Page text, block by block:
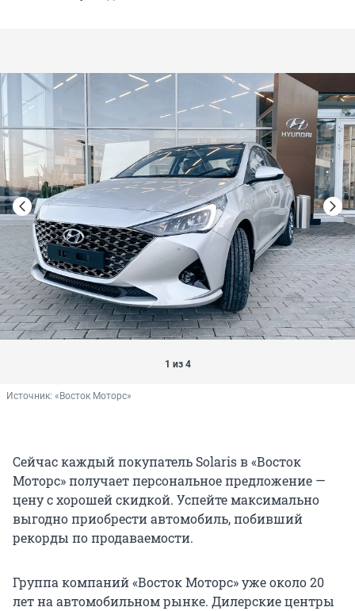
1 из 4
Источник: «Восток Моторс»
Сейчас каждый покупатель Solaris в «Восток
Моторс» получает персональное предложение —
цену с хорошей скидкой. Успейте максимально
выгодно приобрести автомобиль, побивший
рекорды по продаваемости.
Группа компаний «Восток Моторс» уже около 20
лет на автомобильном рынке. Дилерские центры